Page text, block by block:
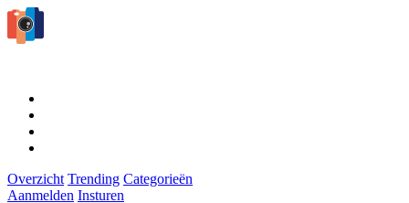
Overzicht Trending Categorieën
Aanmelden Insturen